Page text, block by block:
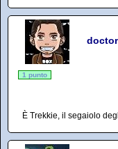
1 punto
È Trekkie, il segaiolo